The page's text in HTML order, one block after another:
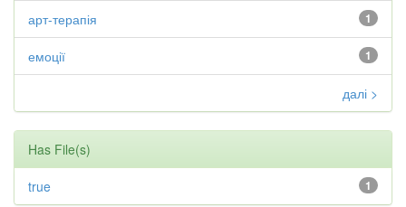
1
арт-терапія
1
емоції
далі >
Has File(s)
1
true